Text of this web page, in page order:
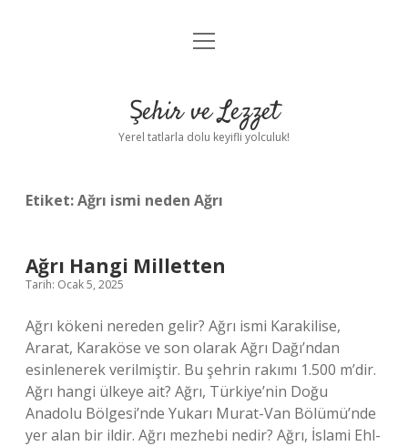
Anasayfa
Yasal Uyarı
menüyü
Şehir ve Lezzet
Yerel tatlarla dolu keyifli yolculuk!
Etiket:Ağrı ismi neden Ağrı
Ağrı Hangi Milletten
Tarih: Ocak 5, 2025
Ağrı kökeni nereden gelir? Ağrı ismi Karakilise,
Ararat, Karaköse ve son olarak Ağrı Dağı’ndan
esinlenerek verilmiştir. Bu şehrin rakımı 1.500 m’dir.
Ağrı hangi ülkeye ait? Ağrı, Türkiye’nin Doğu
Anadolu Bölgesi’nde Yukarı Murat-Van Bölümü’nde
yer alan bir ildir. Ağrı mezhebi nedir? Ağrı, İslami Ehl-